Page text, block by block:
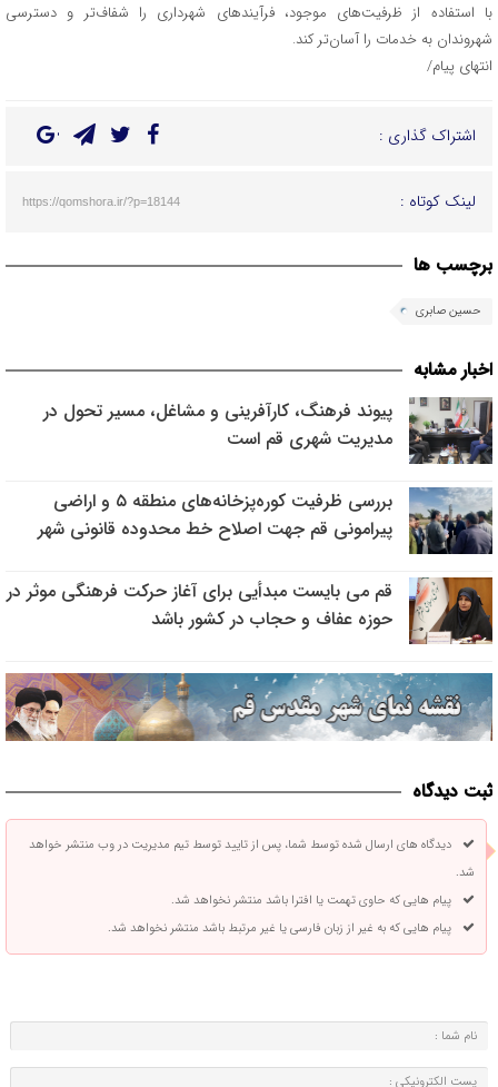
با استفاده از ظرفیت‌های موجود، فرآیندهای شهرداری را شفاف‌تر و دسترسی
شهروندان به خدمات را آسان‌تر کند.
انتهای پیام/
اشتراک گذاری :
لینک کوتاه : https://qomshora.ir/?p=18144
برچسب ها
حسین صابری
اخبار مشابه
پیوند فرهنگ، کارآفرینی و مشاغل، مسیر تحول در
مدیریت شهری قم است
بررسی ظرفیت کوره‌پزخانه‌های منطقه ۵ و اراضی
پیرامونی قم جهت اصلاح خط محدوده قانونی شهر
قم می بایست مبدأیی برای آغاز حرکت فرهنگی موثر در
حوزه عفاف و حجاب در کشور باشد
ثبت دیدگاه
دیدگاه های ارسال شده توسط شما، پس از تایید توسط تیم مدیریت در وب منتشر خواهد
شد.
پیام هایی که حاوی تهمت یا افترا باشد منتشر نخواهد شد.
پیام هایی که به غیر از زبان فارسی یا غیر مرتبط باشد منتشر نخواهد شد.